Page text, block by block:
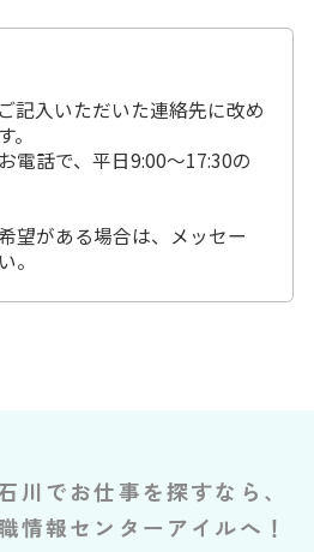
記入いただいた連絡先に改め
電話で、平日9:00～17:30の
望がある場合は、メッセー
。
川でお仕事を探すなら、
情報センターアイルへ！